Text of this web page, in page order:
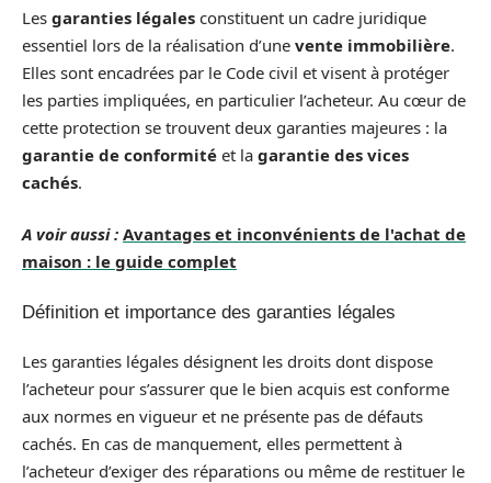
Les garanties légales constituent un cadre juridique
essentiel lors de la réalisation d’une vente immobilière.
Elles sont encadrées par le Code civil et visent à protéger
les parties impliquées, en particulier l’acheteur. Au cœur de
cette protection se trouvent deux garanties majeures : la
garantie de conformité et la garantie des vices
cachés.
A voir aussi : Avantages et inconvénients de l'achat de
maison : le guide complet
Définition et importance des garanties légales
Les garanties légales désignent les droits dont dispose
l’acheteur pour s’assurer que le bien acquis est conforme
aux normes en vigueur et ne présente pas de défauts
cachés. En cas de manquement, elles permettent à
l’acheteur d’exiger des réparations ou même de restituer le